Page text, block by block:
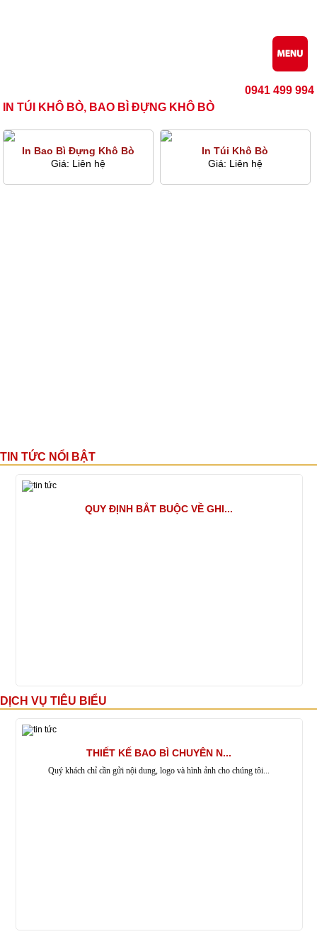
0941 499 994
IN TÚI KHÔ BÒ, BAO BÌ ĐỰNG KHÔ BÒ
In Bao Bì Đựng Khô Bò
Giá: Liên hệ
In Túi Khô Bò
Giá: Liên hệ
TIN TỨC NỔI BẬT
QUY ĐỊNH BẮT BUỘC VỀ GHI...
DỊCH VỤ TIÊU BIỂU
THIẾT KẾ BAO BÌ CHUYÊN N...
Quý khách chỉ cần gửi nội dung, logo và hình ảnh cho chúng tôi...